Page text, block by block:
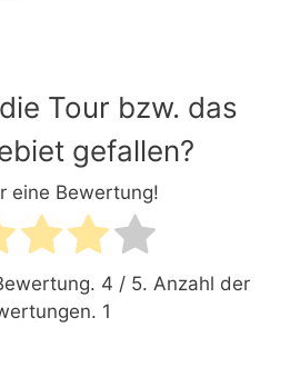
Tour bzw. das
gefallen?
eine Bewertung!
4 / 5. Anzahl der
1